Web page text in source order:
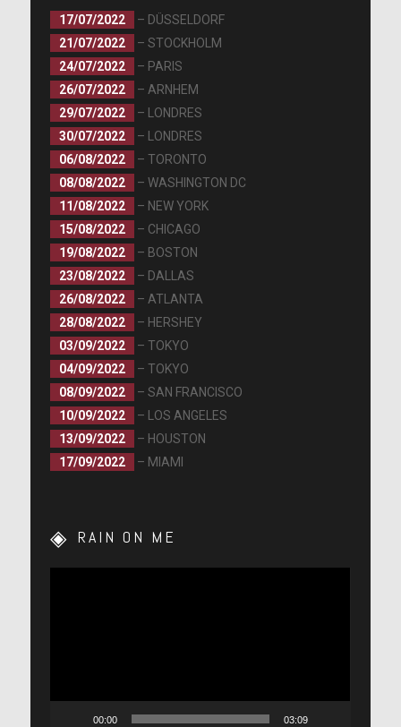
17/07/2022
– DÜSSELDORF
21/07/2022
– STOCKHOLM
24/07/2022
– PARIS
26/07/2022
– ARNHEM
29/07/2022
– LONDRES
30/07/2022
– LONDRES
06/08/2022
– TORONTO
08/08/2022
– WASHINGTON DC
11/08/2022
– NEW YORK
15/08/2022
– CHICAGO
19/08/2022
– BOSTON
23/08/2022
– DALLAS
26/08/2022
– ATLANTA
28/08/2022
– HERSHEY
03/09/2022
– TOKYO
04/09/2022
– TOKYO
08/09/2022
– SAN FRANCISCO
10/09/2022
– LOS ANGELES
13/09/2022
– HOUSTON
17/09/2022
– MIAMI
RAIN ON ME
00:00 03:09